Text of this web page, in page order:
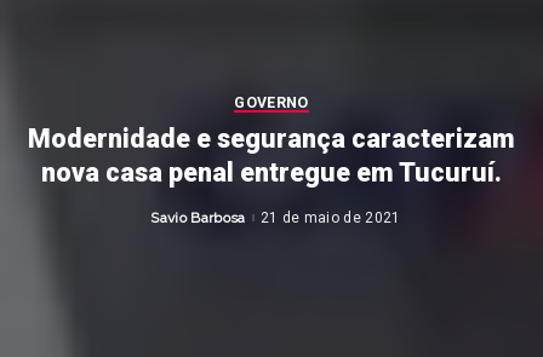
GOVERNO
Modernidade e segurança caracterizam
nova casa penal entregue em Tucuruí.
Posted
Savio Barbosa 21 de maio de 2021